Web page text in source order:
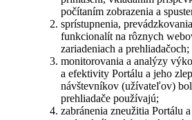
počítaním zobrazenia a
sprístupnenia,
funkcionalít na rôznych
zariadeniach a prehliadačoch;
monitorovania a analýzy
a efektivity Portálu a jeho
návštevníkov (užívateľov)
prehliadače používajú;
zabránenia zneužitia Portálu